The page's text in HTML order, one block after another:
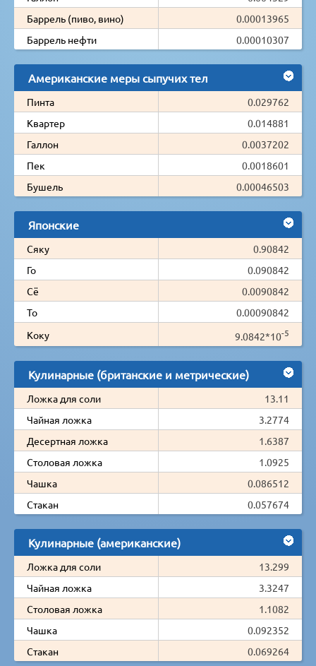
Баррель (пиво, вино)
0.00013965
Баррель нефти
0.00010307
Американские меры сыпучих тел
Пинта
0.029762
Квартер
0.014881
Галлон
0.0037202
Пек
0.0018601
Бушель
0.00046503
Японские
Сяку
0.90842
Го
0.090842
Сё
0.0090842
То
0.00090842
Коку
9.0842*10-5
Кулинарные (британские и метрические)
Ложка для соли
13.11
Чайная ложка
3.2774
Десертная ложка
1.6387
Столовая ложка
1.0925
Чашка
0.086512
Стакан
0.057674
Кулинарные (американские)
Ложка для соли
13.299
Чайная ложка
3.3247
Столовая ложка
1.1082
Чашка
0.092352
Стакан
0.069264